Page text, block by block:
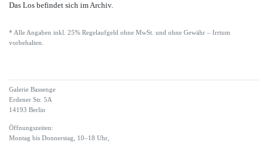
Das Los befindet sich im Archiv.
* Alle Angaben inkl. 25% Regelaufgeld ohne MwSt. und ohne Gewähr – Irrtum
vorbehalten.
Galerie Bassenge
Erdener Str. 5A
14193 Berlin
Öffnungszeiten:
Montag bis Donnerstag, 10–18 Uhr,